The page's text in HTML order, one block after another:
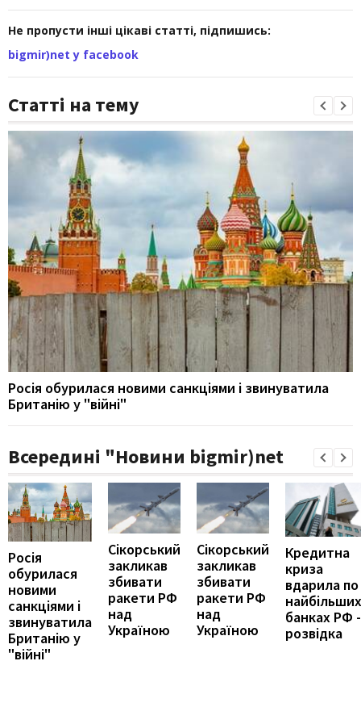
Не пропусти інші цікаві статті, підпишись:
bigmir)net у facebook
Статті на тему
Росія обурилася новими санкціями і звинуватила
Британію у "війні"
Всередині "Новини bigmir)net
Росія
обурилася
новими
санкціями і
звинуватила
Британію у
"війні"
Сікорський
закликав
збивати
ракети РФ
над
Україною
Сікорський
закликав
збивати
ракети РФ
над
Україною
Кредитна
криза
вдарила по
найбільших
банках РФ -
розвідка